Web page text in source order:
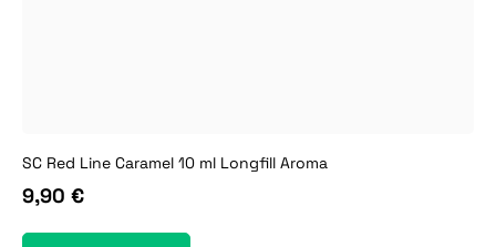
SC Red Line Caramel 10 ml Longfill Aroma
9,90 €